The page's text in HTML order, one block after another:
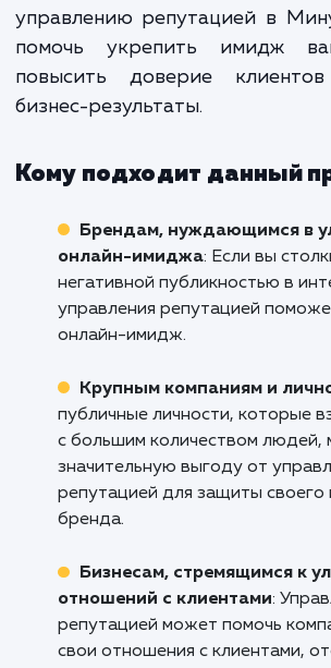
возможности в
предлагаем
решения для
интернете,
специфику вашего
интернете сегодня.
узнать больше о том,
управлению репутацией в
помочь укрепить
повысить доверие
Кому подходит